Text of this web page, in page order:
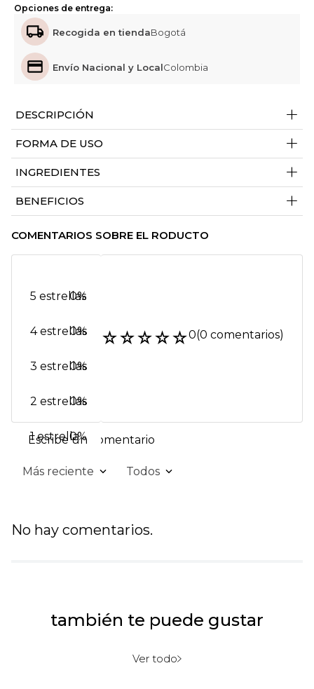
Opciones de entrega:
Recogida en tiendaBogotá
Envío Nacional y LocalColombia
DESCRIPCIÓN +
FORMA DE USO +
INGREDIENTES +
BENEFICIOS +
COMENTARIOS SOBRE EL RODUCTO
☆☆☆☆☆0(0 comentarios)
5 estrellas
0%
4 estrellas
0%
3 estrellas
0%
2 estrellas
0%
1 estrella0%
Escribe un comentario
Tu nombre
Más reciente Todos
No hay comentarios.
también te puede gustar
Ver todo